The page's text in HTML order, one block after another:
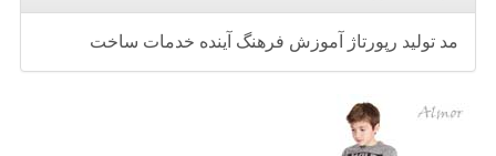
مد تولید رپورتاژ آموزش فرهنگ آینده خدمات ساخت